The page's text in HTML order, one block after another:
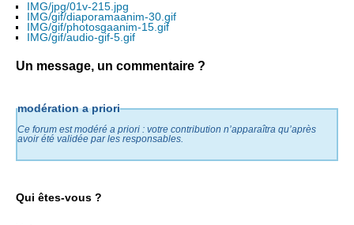
IMG/jpg/01v-215.jpg
IMG/gif/diaporamaanim-30.gif
IMG/gif/photosgaanim-15.gif
IMG/gif/audio-gif-5.gif
Un message, un commentaire ?
modération a priori
Ce forum est modéré a priori : votre contribution n’apparaîtra qu’après
avoir été validée par les responsables.
Qui êtes-vous ?